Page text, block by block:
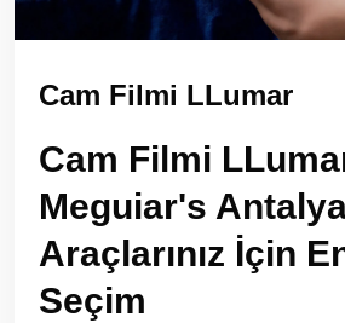
Cam Filmi LLumar
Cam Filmi
Meguiar's
Araçlarınız İçin
Seçim